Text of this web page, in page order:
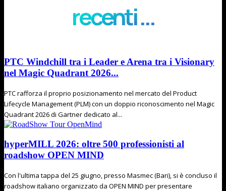
recenti ...
PTC Windchill tra i Leader e Arena tra i Visionary
nel Magic Quadrant 2026...
PTC rafforza il proprio posizionamento nel mercato del Product
Lifecycle Management (PLM) con un doppio riconoscimento nel Magic
Quadrant 2026 di Gartner dedicato al...
hyperMILL 2026: oltre 500 professionisti al
roadshow OPEN MIND
Con l'ultima tappa del 25 giugno, presso Masmec (Bari), si è concluso il
roadshow italiano organizzato da OPEN MIND per presentare